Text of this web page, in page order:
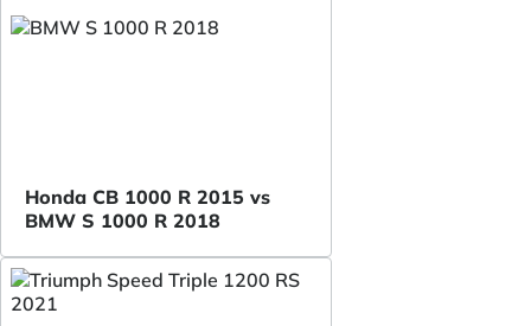
Honda CB 1000 R 2015 vs
BMW S 1000 R 2018